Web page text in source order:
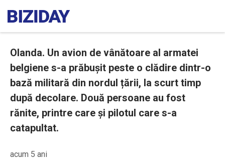
Olanda. Un avion de vânătoare al armatei
belgiene s-a prăbușit peste o clădire dintr-o
bază militară din nordul țării, la scurt timp
după decolare. Două persoane au fost
rănite, printre care și pilotul care s-a
catapultat.
acum 5 ani